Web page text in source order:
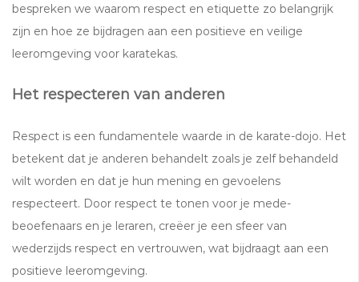
bespreken we waarom respect en etiquette zo belangrijk
zijn en hoe ze bijdragen aan een positieve en veilige
leeromgeving voor karatekas.
Het respecteren van anderen
Respect is een fundamentele waarde in de karate-dojo. Het
betekent dat je anderen behandelt zoals je zelf behandeld
wilt worden en dat je hun mening en gevoelens
respecteert. Door respect te tonen voor je mede-
beoefenaars en je leraren, creëer je een sfeer van
wederzijds respect en vertrouwen, wat bijdraagt aan een
positieve leeromgeving.